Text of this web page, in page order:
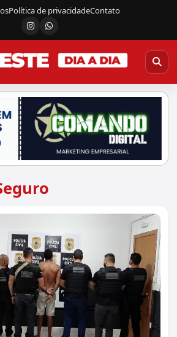
Política de privacidadeContato
InstagramCanal do WhatsApp